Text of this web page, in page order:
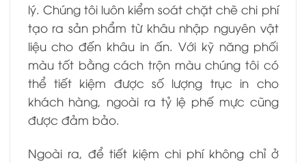
lý. Chúng tôi luôn kiểm soát chặt chẽ chi phí
tạo ra sản phẩm từ khâu nhập nguyên vật
liệu cho đến khâu in ấn. Với kỹ năng phối
màu tốt bằng cách trộn màu chúng tôi có
thể tiết kiệm được số lượng trục in cho
khách hàng, ngoài ra tỷ lệ phế mực cũng
được đảm bảo.
Ngoài ra, để tiết kiệm chi phí không chỉ ở